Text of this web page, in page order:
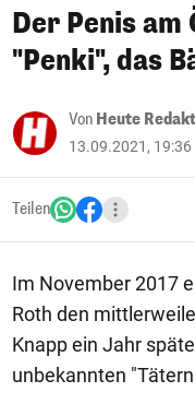
Der Penis
"Penki", das
Von Heute
13.09.2021, 19:36
Teilen
Im November 2017
Roth den
Knapp ein Jahr
unbekannten